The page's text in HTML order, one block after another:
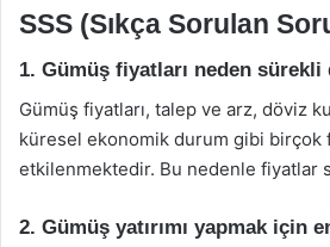
SSS (Sıkça Sorulan
1. Gümüş fiyatları neden
Gümüş fiyatları, talep ve arz, döviz
küresel ekonomik durum gibi birçok
etkilenmektedir. Bu nedenle fiyatlar
2. Gümüş yatırımı yapmak için